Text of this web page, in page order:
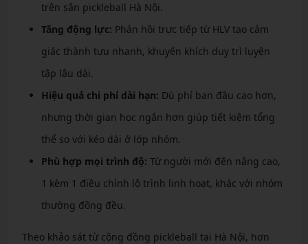
trên sân pickleball Hà Nội.
Tăng động lực: Phản hồi trực tiếp từ HLV tạo cảm
giác thành tựu nhanh, khuyến khích duy trì luyện
tập lâu dài.
Hiệu quả chi phí dài hạn: Dù phí ban đầu cao hơn,
nhưng thời gian học ngắn hơn giúp tiết kiệm tổng
thể so với kéo dài ở lớp nhóm.
Phù hợp mọi trình độ: Từ người mới đến nâng cao,
1 kèm 1 điều chỉnh lộ trình linh hoạt, khác với nhóm
thường đồng đều.
Theo khảo sát từ cộng đồng pickleball tại Hà Nội, hơn